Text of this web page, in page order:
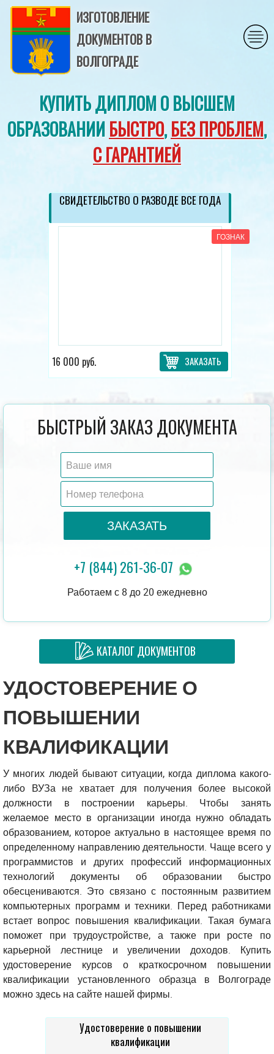
ИЗГОТОВЛЕНИЕ
ДОКУМЕНТОВ В
ВОЛГОГРАДЕ
КУПИТЬ ДИПЛОМ О ВЫСШЕМ
ОБРАЗОВАНИИБЫСТРО,БЕЗ ПРОБЛЕМ,
С ГАРАНТИЕЙ
СВИДЕТЕЛЬСТВО О РАЗВОДЕ ВСЕ ГОДА
ГОЗНАК
16 000 руб. ЗАКАЗАТЬ
БЫСТРЫЙ ЗАКАЗ ДОКУМЕНТА
ЗАКАЗАТЬ
+7 (844) 261-36-07
Работаем с 8 до 20 ежедневно
КАТАЛОГ ДОКУМЕНТОВ
УДОСТОВЕРЕНИЕ О
ПОВЫШЕНИИ
КВАЛИФИКАЦИИ
У многих людей бывают ситуации, когда диплома какого-
либо ВУЗа не хватает для получения более высокой
должности в построении карьеры. Чтобы занять
желаемое место в организации иногда нужно обладать
образованием, которое актуально в настоящее время по
определенному направлению деятельности. Чаще всего у
программистов и других профессий информационных
технологий документы об образовании быстро
обесцениваются. Это связано с постоянным развитием
компьютерных программ и техники. Перед работниками
встает вопрос повышения квалификации. Такая бумага
поможет при трудоустройстве, а также при росте по
карьерной лестнице и увеличении доходов. Купить
удостоверение курсов о краткосрочном повышении
квалификации установленного образца в Волгограде
можно здесь на сайте нашей фирмы.
Удостоверение о повышении
квалификации